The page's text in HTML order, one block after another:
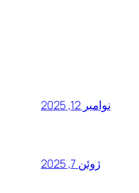
نوامبر 12, 2025
ژوئن 7, 2025